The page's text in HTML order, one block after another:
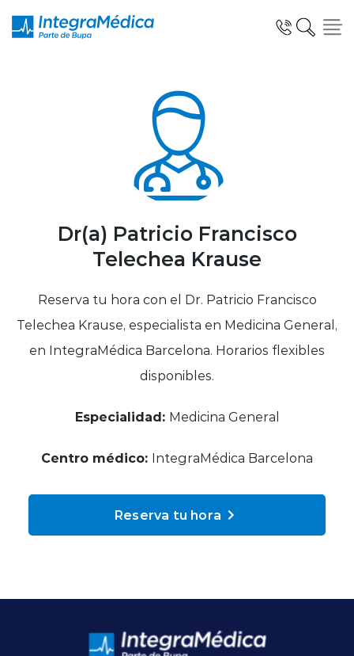
Especialidades y Servicios
Telemedicina Blua
Clínicas Dentales
Planes y Convenios
Pacientes Fonasa
Dr(a) Patricio Francisco
Telechea Krause
Reserva tu hora con el Dr. Patricio Francisco
Telechea Krause, especialista en Medicina General,
en IntegraMédica Barcelona. Horarios flexibles
disponibles.
Especialidad: Medicina General
Centro médico: IntegraMédica Barcelona
Reserva tu hora